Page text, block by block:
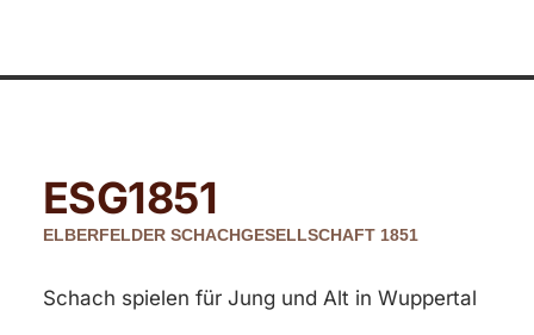
ESG1851
ELBERFELDER SCHACHGESELLSCHAFT 1851
Schach spielen für Jung und Alt in Wuppertal